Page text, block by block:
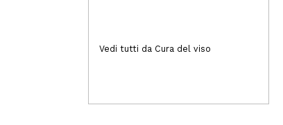
2,50€
Vedi tutti da Cura del viso